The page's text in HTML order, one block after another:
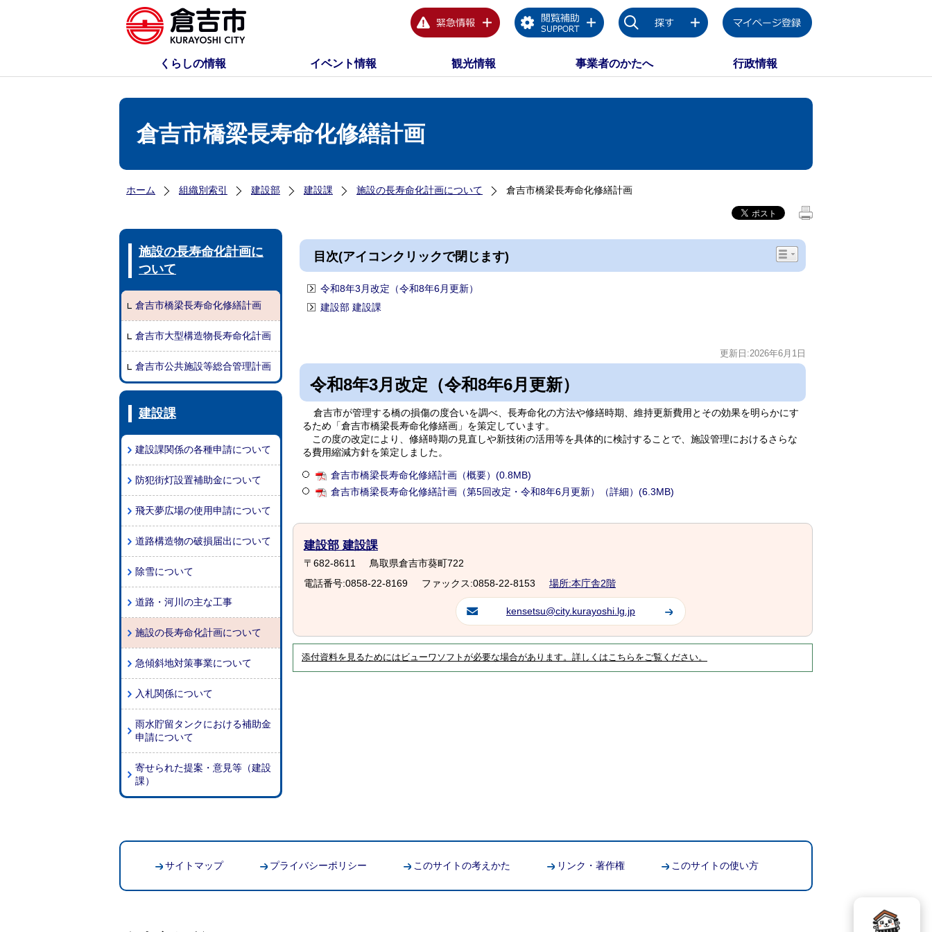
くらしの情報 イベント情報 観光情報 事業者のかたへ 行政情報
倉吉市橋梁長寿命化修繕計画
ホーム 組織別索引 建設部 建設課 施設の長寿命化計画について 倉吉市橋梁長寿命化修繕計画
施設の長寿命化計画に
ついて
倉吉市橋梁長寿命化修繕計画
倉吉市大型構造物長寿命化計画
倉吉市公共施設等総合管理計画
建設課
建設課関係の各種申請について
防犯街灯設置補助金について
飛天夢広場の使用申請について
道路構造物の破損届出について
除雪について
道路・河川の主な工事
施設の長寿命化計画について
急傾斜地対策事業について
入札関係について
雨水貯留タンクにおける補助金
申請について
寄せられた提案・意見等（建設
課）
目次(アイコンクリックで閉じます)
令和8年3月改定（令和8年6月更新）
建設部 建設課
更新日:2026年6月1日
令和8年3月改定（令和8年6月更新）
倉吉市が管理する橋の損傷の度合いを調べ、長寿命化の方法や修繕時期、維持更新費用とその効果を明らかにす
るため「倉吉市橋梁長寿命化修繕画」を策定しています。
この度の改定により、修繕時期の見直しや新技術の活用等を具体的に検討することで、施設管理におけるさらな
る費用縮減方針を策定しました。
倉吉市橋梁長寿命化修繕計画（概要）(0.8MB)
倉吉市橋梁長寿命化修繕計画（第5回改定・令和8年6月更新）（詳細）(6.3MB)
建設部 建設課
〒682-8611
鳥取県倉吉市葵町722
電話番号:0858-22-8169
ファックス:0858-22-8153 場所:本庁舎2階
kensetsu@city.kurayoshi.lg.jp
添付資料を見るためにはビューワソフトが必要な場合があります。詳しくはこちらをご覧ください。
サイトマップ プライバシーポリシー このサイトの考えかた リンク・著作権 このサイトの使い方